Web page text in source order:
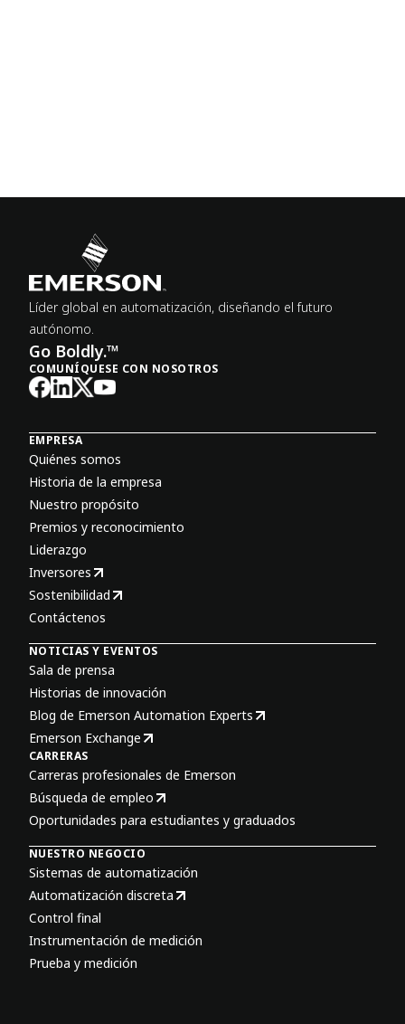
Líder global en automatización, diseñando el futuro
autónomo.
Go Boldly.™
COMUNÍQUESE CON NOSOTROS
EMPRESA
Quiénes somos
Historia de la empresa
Nuestro propósito
Premios y reconocimiento
Liderazgo
Inversores
Sostenibilidad
Contáctenos
NOTICIAS Y EVENTOS
Sala de prensa
Historias de innovación
Blog de Emerson Automation Experts
Emerson Exchange
CARRERAS
Carreras profesionales de Emerson
Búsqueda de empleo
Oportunidades para estudiantes y graduados
NUESTRO NEGOCIO
Sistemas de automatización
Automatización discreta
Control final
Instrumentación de medición
Prueba y medición